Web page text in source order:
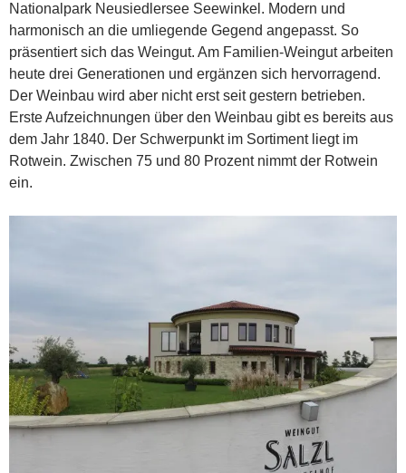
Nationalpark Neusiedlersee Seewinkel. Modern und
harmonisch an die umliegende Gegend angepasst. So
präsentiert sich das Weingut. Am Familien-Weingut arbeiten
heute drei Generationen und ergänzen sich hervorragend.
Der Weinbau wird aber nicht erst seit gestern betrieben.
Erste Aufzeichnungen über den Weinbau gibt es bereits aus
dem Jahr 1840. Der Schwerpunkt im Sortiment liegt im
Rotwein. Zwischen 75 und 80 Prozent nimmt der Rotwein
ein.